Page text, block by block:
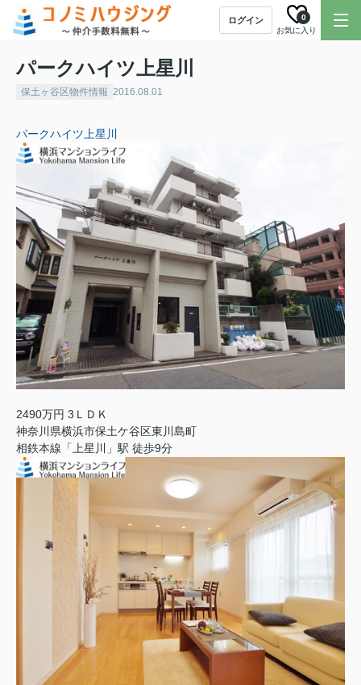
ログイン
お気に入り
0
パークハイツ上星川
保土ヶ谷区物件情報 2016.08.01
パークハイツ上星川
2490万円 3ＬＤＫ
神奈川県横浜市保土ケ谷区東川島町
相鉄本線「上星川」駅 徒歩9分